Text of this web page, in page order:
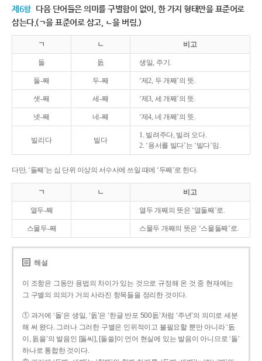
제6항 다음 단어들은 의미를 구별함이 없이, 한 가지 형태만을 표준어로
삼는다.(ㄱ을 표준어로 삼고, ㄴ을 버림.)
ㄱ ㄴ 비고
돌 돐 생일, 주기.
둘-째 두-째 ‘제2, 두 개째’의 뜻.
셋-째 세-째 ‘제3, 세 개째’의 뜻.
넷-째 네-째 ‘제4, 네 개째’의 뜻.
빌리다 빌다
1. 빌려주다, 빌려 오다.
2. ‘용서를 빌다’는 ‘빌다’임.
다만, ‘둘째’는 십 단위 이상의 서수사에 쓰일 때에 ‘두째’로 한다.
ㄱ ㄴ 비고
열두-째 열두 개째의 뜻은 ‘열둘째’로.
스물두-째 스물두 개째의 뜻은 ‘스물둘째’로.
해설
이 조항은 그동안 용법의 차이가 있는 것으로 규정해 온 것 중 현재에는
그 구별의 의의가 거의 사라진 항목들을 정리한 것이다.
① 과거에 ‘돌’은 생일, ‘돐’은 ‘한글 반포 500돐’처럼 ‘주년’의 의미로 세분
해 써 왔다. 그러나 그러한 구별은 인위적이고 불필요할 뿐만 아니라 ‘돐
이, 돐을’의 발음인 [돌씨], [돌쓸]이 언어 현실에 있는 발음이 아니므로 ‘돌’
하나로 통합한 것이다.